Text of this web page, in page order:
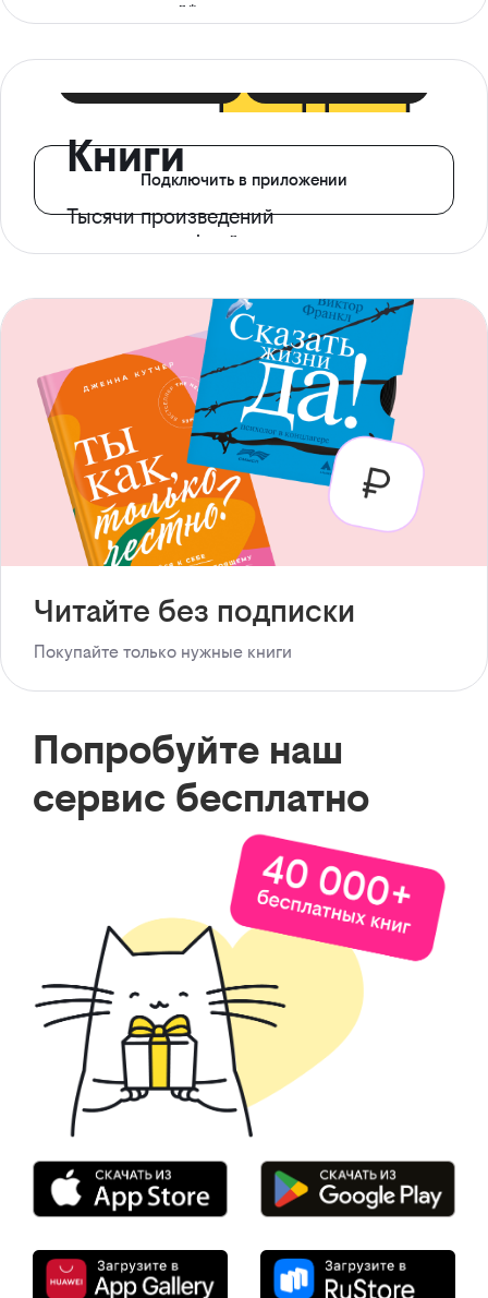
ограничений*
Книги
Тысячи произведений
с доступом офлайн
Подключить в приложении
Читайте без подписки
Покупайте только нужные книги
Попробуйте наш
сервис бесплатно